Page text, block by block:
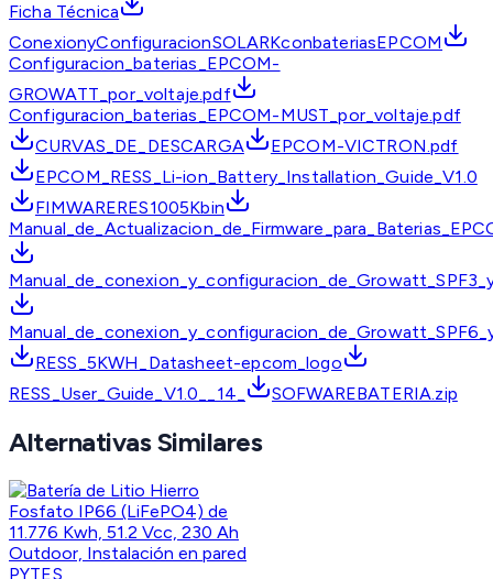
Ficha Técnica
ConexionyConfiguracionSOLARKconbateriasEPCOM
Configuracion_baterias_EPCOM-
GROWATT_por_voltaje.pdf
Configuracion_baterias_EPCOM-MUST_por_voltaje.pdf
CURVAS_DE_DESCARGA
EPCOM-VICTRON.pdf
EPCOM_RESS_Li-ion_Battery_Installation_Guide_V1.0
FIMWARERES1005Kbin
RESS_5KWH_Datasheet-epcom_logo
RESS_User_Guide_V1.0__14_
SOFWAREBATERIA.zip
Alternativas Similares
PYTES